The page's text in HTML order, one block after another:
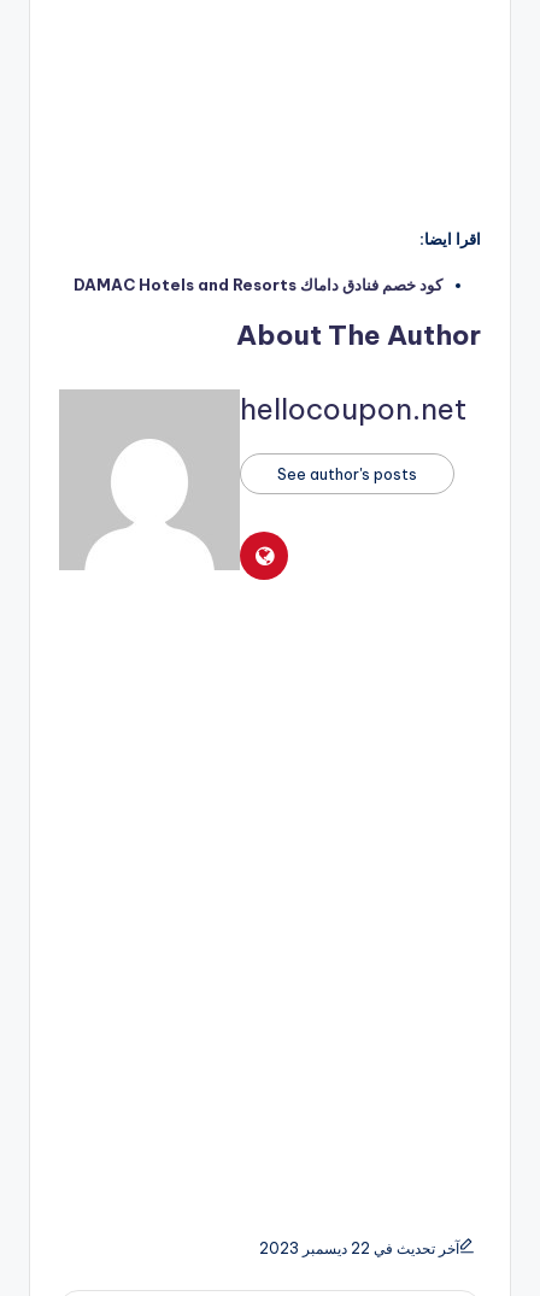
اقرا ايضا:
كود خصم فنادق داماك DAMAC Hotels and Resorts
About The Author
hellocoupon.net
See author's posts
آخر تحديث في 22 ديسمبر 2023